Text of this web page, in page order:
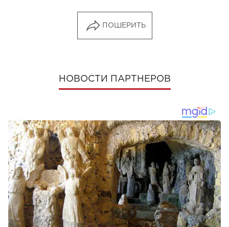
ПОШЕРИТЬ
НОВОСТИ ПАРТНЕРОВ